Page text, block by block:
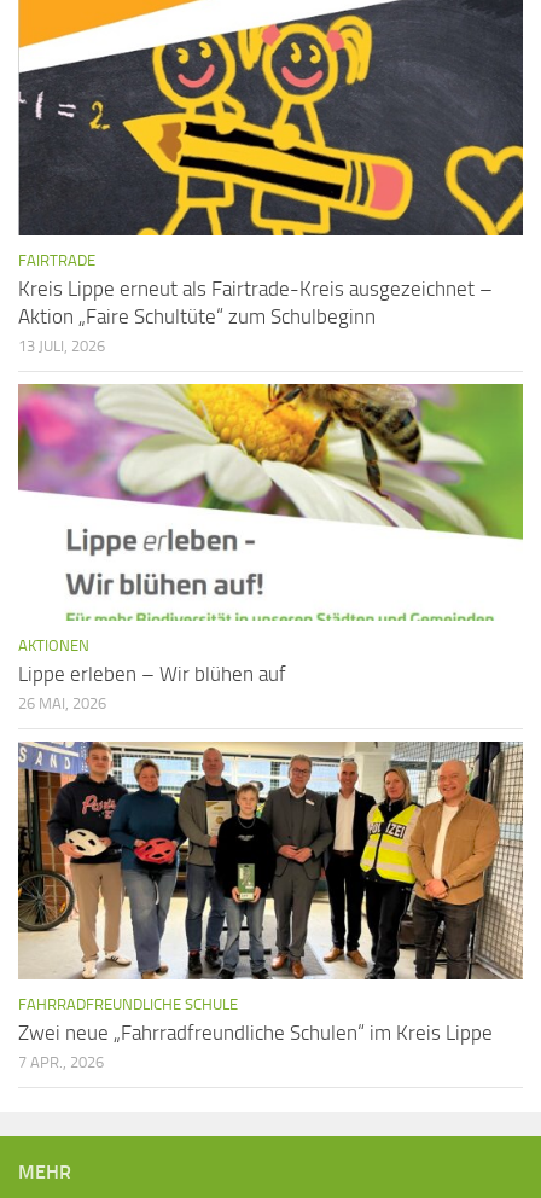
FAIRTRADE
Kreis Lippe erneut als Fairtrade-Kreis ausgezeichnet –
Aktion „Faire Schultüte“ zum Schulbeginn
13 JULI, 2026
AKTIONEN
Lippe erleben – Wir blühen auf
26 MAI, 2026
FAHRRADFREUNDLICHE SCHULE
Zwei neue „Fahrradfreundliche Schulen“ im Kreis Lippe
7 APR., 2026
MEHR